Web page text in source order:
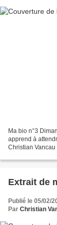
Ma bio n°3
apprend à
Christian
Extrait de
Publié le 05/02/
Par Christian